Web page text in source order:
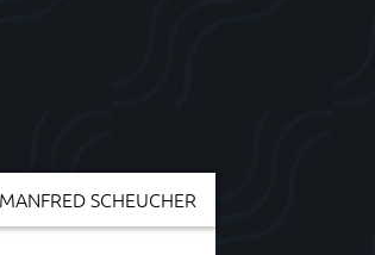
SCHEUCHER